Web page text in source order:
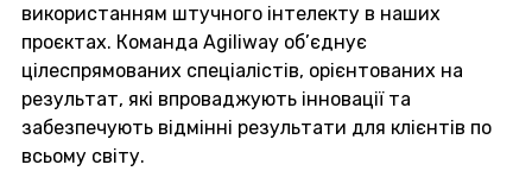
використанням штучного інтелекту в наших
проєктах. Команда Agiliway об’єднує
цілеспрямованих спеціалістів, орієнтованих на
результат, які впроваджують інновації та
забезпечують відмінні результати для клієнтів по
всьому світу.